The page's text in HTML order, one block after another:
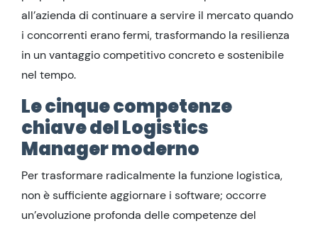
all’azienda di continuare a servire il mercato quando
i concorrenti erano fermi, trasformando la resilienza
in un vantaggio competitivo concreto e sostenibile
nel tempo.
Le cinque competenze
chiave del Logistics
Manager moderno
Per trasformare radicalmente la funzione logistica,
non è sufficiente aggiornare i software; occorre
un’evoluzione profonda delle competenze del